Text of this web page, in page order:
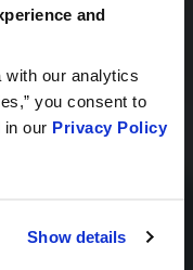
and
with our analytics
you consent to
in our Privacy Policy
Show details
8–12, 2026
meeting NOW
a technical